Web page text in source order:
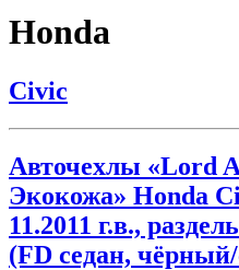
Honda
Civic
Авточехлы «Lord
Экокожа» Honda
11.2011 г.в.,
(FD седан,